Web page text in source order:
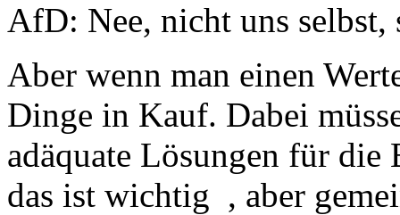
AfD: Nee, nicht uns selbst,
Aber wenn man einen
Dinge in Kauf. Dabei
adäquate Lösungen für
das ist wichtig , aber